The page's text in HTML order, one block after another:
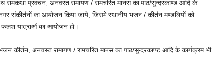
रामकथा प्रवचन, अनवरत रामायण / रामचरित मानस का पाठ/सुन्दरकाण्ड आदि के
संकीर्तनों का आयोजन किया जाये, जिसमें स्थानीय भजन / कीर्तन मण्डलियों को
कलश यात्राओं का आयोजन हो।
कीर्तन, अनवस्त रामायण / रामचरित मानस का पाठ/सुन्दरकाण्ड आदि के कार्यक्रम भी